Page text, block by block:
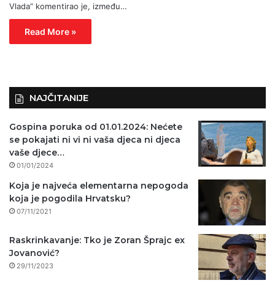
Vlada” komentirao je, između…
Read More »
NAJČITANIJE
Gospina poruka od 01.01.2024: Nećete
se pokajati ni vi ni vaša djeca ni djeca
vaše djece…
01/01/2024
Koja je najveća elementarna nepogoda
koja je pogodila Hrvatsku?
07/11/2021
Raskrinkavanje: Tko je Zoran Šprajc ex
Jovanović?
29/11/2023